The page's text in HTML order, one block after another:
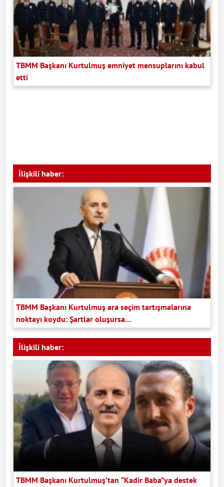
TBMM Başkanı Kurtulmuş emniyet mensuplarını kabul
etti
İlişkili haber:
TBMM Başkanı Kurtulmuş ara seçim tartışmalarına
noktayı koydu: Şartlar oluşursa…
İlişkili haber:
TBMM Başkanı Kurtulmuş’tan “Kadir Baba”ya destek